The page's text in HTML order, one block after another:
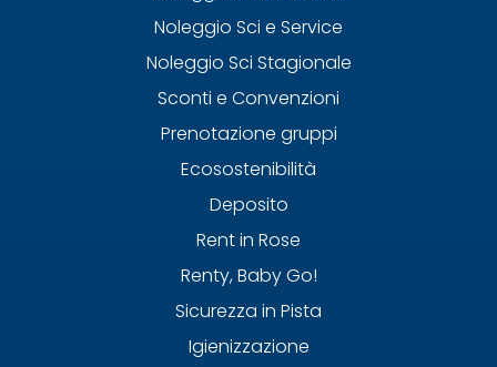
Noleggio Sci e Service
Noleggio Sci Stagionale
Sconti e Convenzioni
Prenotazione gruppi
Ecosostenibilità
Deposito
Rent in Rose
Renty, Baby Go!
Sicurezza in Pista
Igienizzazione